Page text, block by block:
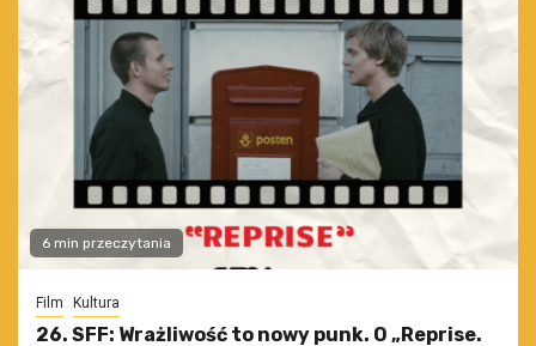
6 min przeczytania
Film Kultura
26. SFF: Wrażliwość to nowy punk. O „Reprise.